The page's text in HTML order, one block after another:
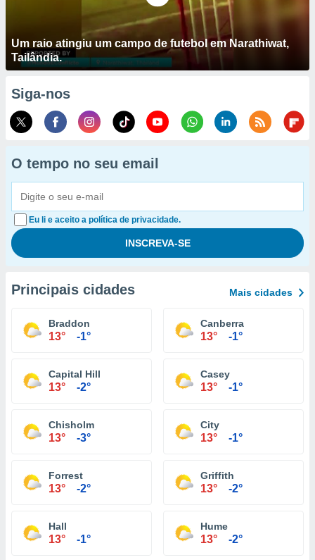
Um raio atingiu um campo de futebol em Narathiwat,
Tailândia.
Siga-nos
O tempo no seu email
Eu li e aceito a política de privacidade.
Principais cidades Mais cidades
Braddon
13° -1°
Canberra
13° -1°
Capital Hill
13° -2°
Casey
13° -1°
Chisholm
13° -3°
City
13° -1°
Forrest
13° -2°
Griffith
13° -2°
Hall
13° -1°
Hume
13° -2°